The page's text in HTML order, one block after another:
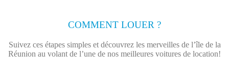
COMMENT LOUER ?
Suivez ces étapes simples et découvrez les merveilles de l’île de la
Réunion au volant de l’une de nos meilleures voitures de location!